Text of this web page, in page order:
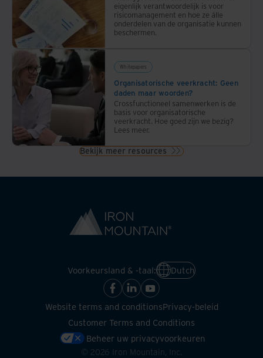
we
anderen
om
tot
innovatieve
oplossingen
te
komen
een
positieve
op
maatschappij.
eigenlijk verantwoordelijk is voor
risicomanagement en hoe ze álle
onderdelen van de organisatie kunnen
beschermen.
Whitepapers
Organisatorische veerkracht: Geen
daden maar woorden?
Crossfunctioneel samenwerken is de
basis voor organisatorische
veerkracht. Hoe goed zijn we bezig?
Lees meer.
Bekijk meer resources
Voorkeursland & -taal: Dutch
Website terms and conditionsPrivacy-beleid
Customer Terms and Conditions
Beheer uw privacyvoorkeuren
© 2026 Iron Mountain, Inc.